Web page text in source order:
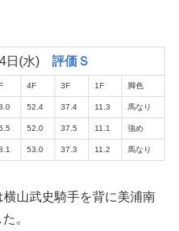
日(水)評価Ｓ
4F 3F 1F 脚色
52.4 37.4 11.3 馬なり
52.0 37.5 11.1 強め
53.0 37.3 11.2 馬なり
山武史騎手を背に美浦南
。